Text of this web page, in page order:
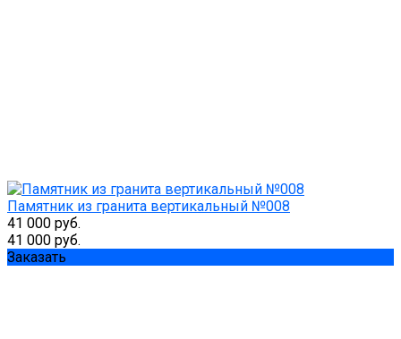
Памятник из гранита вертикальный №008
41 000 руб.
41 000 руб.
Заказать